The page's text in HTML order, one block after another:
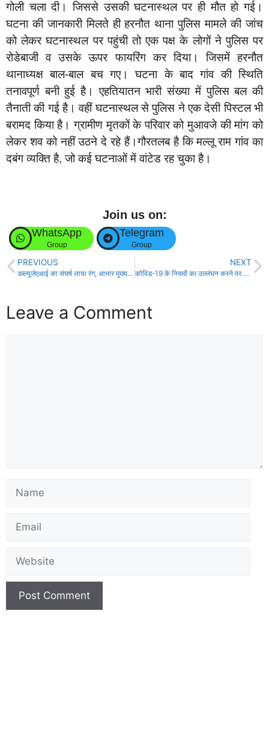
गोली चला दी। जिससे उसकी घटनास्थल पर ही मौत हो गई।
घटना की जानकारी मिलते ही हरनौत थाना पुलिस मामले की जांच
को लेकर घटनास्थल पर पहुंची तो एक पक्ष के लोगों ने पुलिस पर
रोडेबाजी व उसके ऊपर फायरिंग कर दिया। जिसमें हरनौत
थानाध्यक्ष बाल-बाल बच गए। घटना के बाद गांव की स्थिति
तनावपूर्ण बनी हुई है। एहतियातन भारी संख्या में पुलिस बल की
तैनाती की गई है। वहीं घटनास्थल से पुलिस ने एक देसी पिस्टल भी
बरामद किया है। ग्रामीण मृतकों के परिवार को मुआवजे की मांग को
लेकर शव को नहीं उठने दे रहे हैं।गौरतलब है कि मल्लू राम गांव का
दबंग व्यक्ति है, जो कई घटनाओं में वांटेड रह चुका है।
Join us on:
WhatsApp
Group
Telegram
Group
PREVIOUS
डब्ल्यूजेएआई का संघर्ष लाया रंग, आभार मुख्यमंत्री बिहार: आनन्द कौशल!
NEXT
कोविड-19 के नियमों का उल्लंघन करने पर एसडीओ ने चार दुकानों को किया सील!
Leave a Comment